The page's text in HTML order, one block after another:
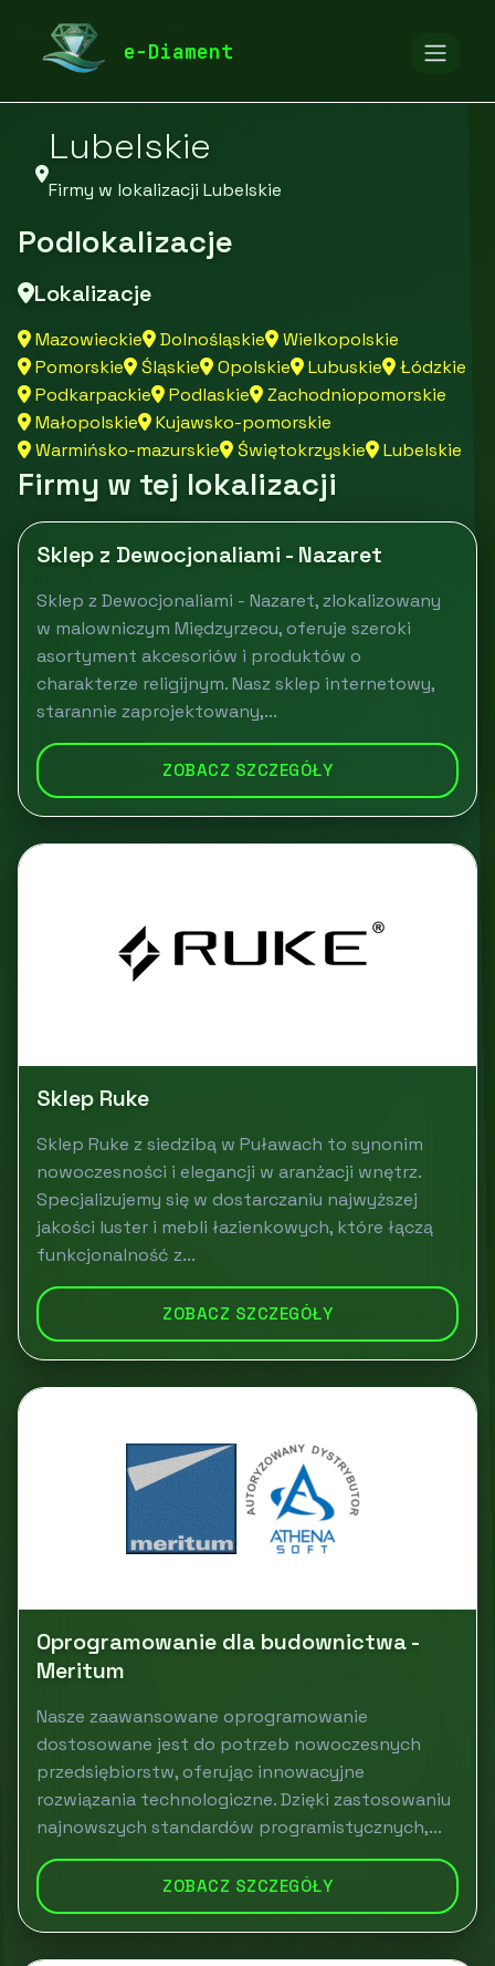
e-Diament
diamentspa.pl
Lubelskie
Firmy w lokalizacji Lubelskie
Podlokalizacje
Lokalizacje
Mazowieckie Dolnośląskie
Wielkopolskie
Pomorskie
Śląskie Opolskie Lubuskie
Łódzkie
Podkarpackie
Podlaskie
Zachodniopomorskie
Małopolskie
Kujawsko-pomorskie
Warmińsko-mazurskie
Świętokrzyskie Lubelskie
Firmy w tej lokalizacji
Sklep z Dewocjonaliami - Nazaret
Sklep z Dewocjonaliami - Nazaret, zlokalizowany
w malowniczym Międzyrzecu, oferuje szeroki
asortyment akcesoriów i produktów o
charakterze religijnym. Nasz sklep internetowy,
starannie zaprojektowany,...
ZOBACZ SZCZEGÓŁY
Sklep Ruke
Sklep Ruke z siedzibą w Puławach to synonim
nowoczesności i elegancji w aranżacji wnętrz.
Specjalizujemy się w dostarczaniu najwyższej
jakości luster i mebli łazienkowych, które łączą
funkcjonalność z...
ZOBACZ SZCZEGÓŁY
Oprogramowanie dla budownictwa -
Meritum
Nasze zaawansowane oprogramowanie
dostosowane jest do potrzeb nowoczesnych
przedsiębiorstw, oferując innowacyjne
rozwiązania technologiczne. Dzięki zastosowaniu
najnowszych standardów programistycznych,...
ZOBACZ SZCZEGÓŁY